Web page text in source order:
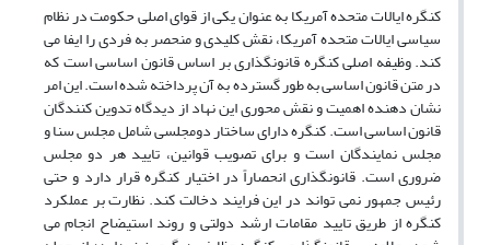
کنگره ایالات متحده آمریکا به عنوان یکی از قوای اصلی حکومت در نظام
سیاسی ایالات متحده آمریکا، نقش کلیدی و منحصر به فردی را ایفا می
کند. وظیفه اصلی کنگره قانونگذاری بر اساس قانون اساسی است که
در متن قانون اساسی به طور گسترده به آن پرداخته شده است. این امر
نشان دهنده اهمیت و نقش محوری این نهاد از دیدگاه تدوین کنندگان
قانون اساسی است. کنگره دارای ساختار دومجلسی شامل مجلس سنا و
مجلس نمایندگان است و برای تصویب قوانین، تایید هر دو مجلس
ضروری است. قانونگذاری انحصاراً در اختیار کنگره قرار دارد و حتی
رئیس جمهور نمی تواند در این فرایند دخالت کند. نظارت بر عملکرد
کنگره از طریق تایید مقامات ارشد دولتی و روند استیضاح انجام می